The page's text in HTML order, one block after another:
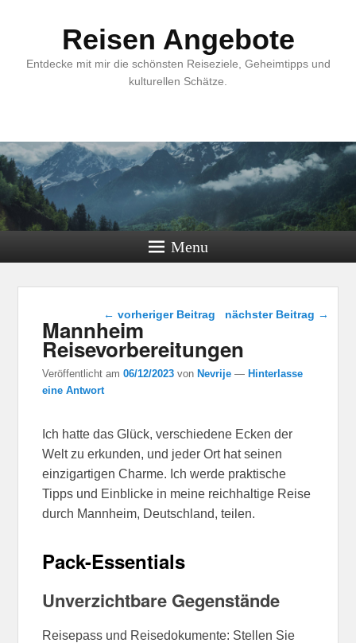
Reisen Angebote
Entdecke mit mir die schönsten Reiseziele, Geheimtipps und
kulturellen Schätze.
Menu
Beitragsnavigation
← vorheriger Beitrag nächster Beitrag →
Mannheim
Reisevorbereitungen
Veröffentlicht am06/12/2023 vonNevrije —Hinterlasse
eine Antwort
Ich hatte das Glück, verschiedene Ecken der
Welt zu erkunden, und jeder Ort hat seinen
einzigartigen Charme. Ich werde praktische
Tipps und Einblicke in meine reichhaltige Reise
durch Mannheim, Deutschland, teilen.
Pack-Essentials
Unverzichtbare Gegenstände
Reisepass und Reisedokumente: Stellen Sie